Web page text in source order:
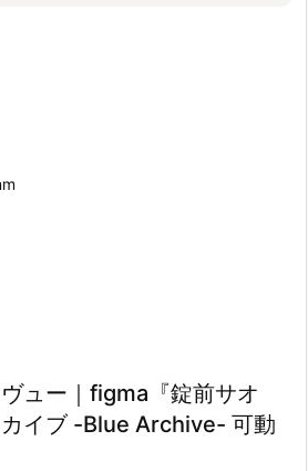
ュー｜figma『錠前サオ
イブ -Blue Archive- 可動